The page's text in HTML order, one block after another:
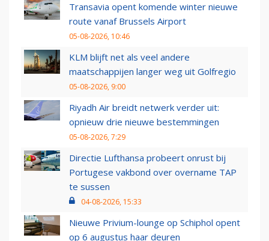
Transavia opent komende winter nieuwe
route vanaf Brussels Airport
05-08-2026, 10:46
KLM blijft net als veel andere
maatschappijen langer weg uit Golfregio
05-08-2026, 9:00
Riyadh Air breidt netwerk verder uit:
opnieuw drie nieuwe bestemmingen
05-08-2026, 7:29
Directie Lufthansa probeert onrust bij
Portugese vakbond over overname TAP
te sussen
04-08-2026, 15:33
Nieuwe Privium-lounge op Schiphol opent
op 6 augustus haar deuren